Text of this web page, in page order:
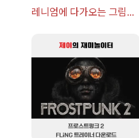
레니엄에 다가오는 그림자
아카이브